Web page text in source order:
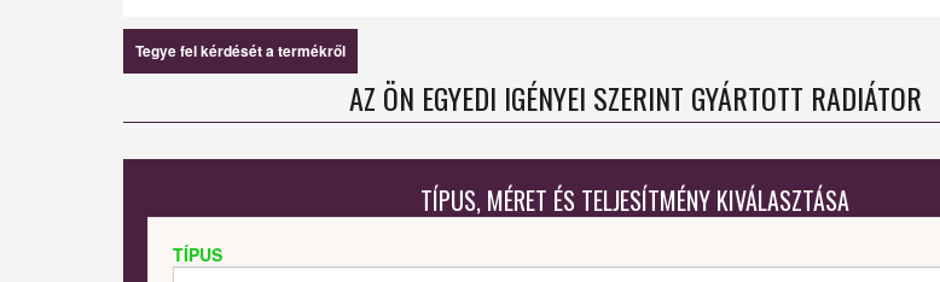
Tegye fel kérdését a termékről
AZ ÖN EGYEDI IGÉNYEI SZERINT GYÁRTOTT RADIÁTOR
TÍPUS, MÉRET ÉS TELJESÍTMÉNY KIVÁLASZTÁSA
TÍPUS